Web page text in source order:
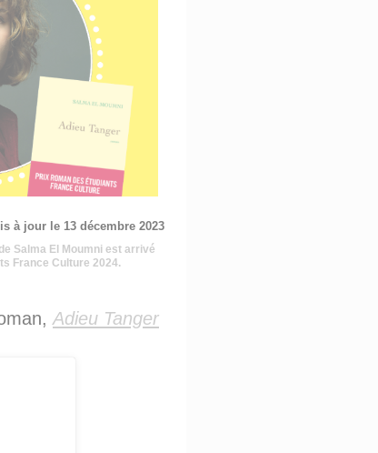
à jour le 13 décembre 2023
Salma El Moumni est arrivé
France Culture 2024.
Adieu Tanger